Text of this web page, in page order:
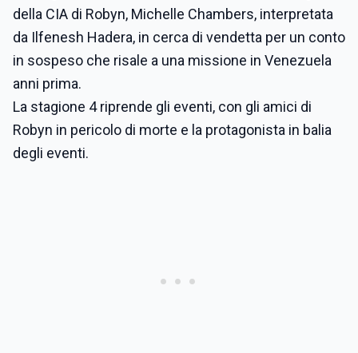
della CIA di Robyn, Michelle Chambers, interpretata
da Ilfenesh Hadera, in cerca di vendetta per un conto
in sospeso che risale a una missione in Venezuela
anni prima.
La stagione 4 riprende gli eventi, con gli amici di
Robyn in pericolo di morte e la protagonista in balia
degli eventi.